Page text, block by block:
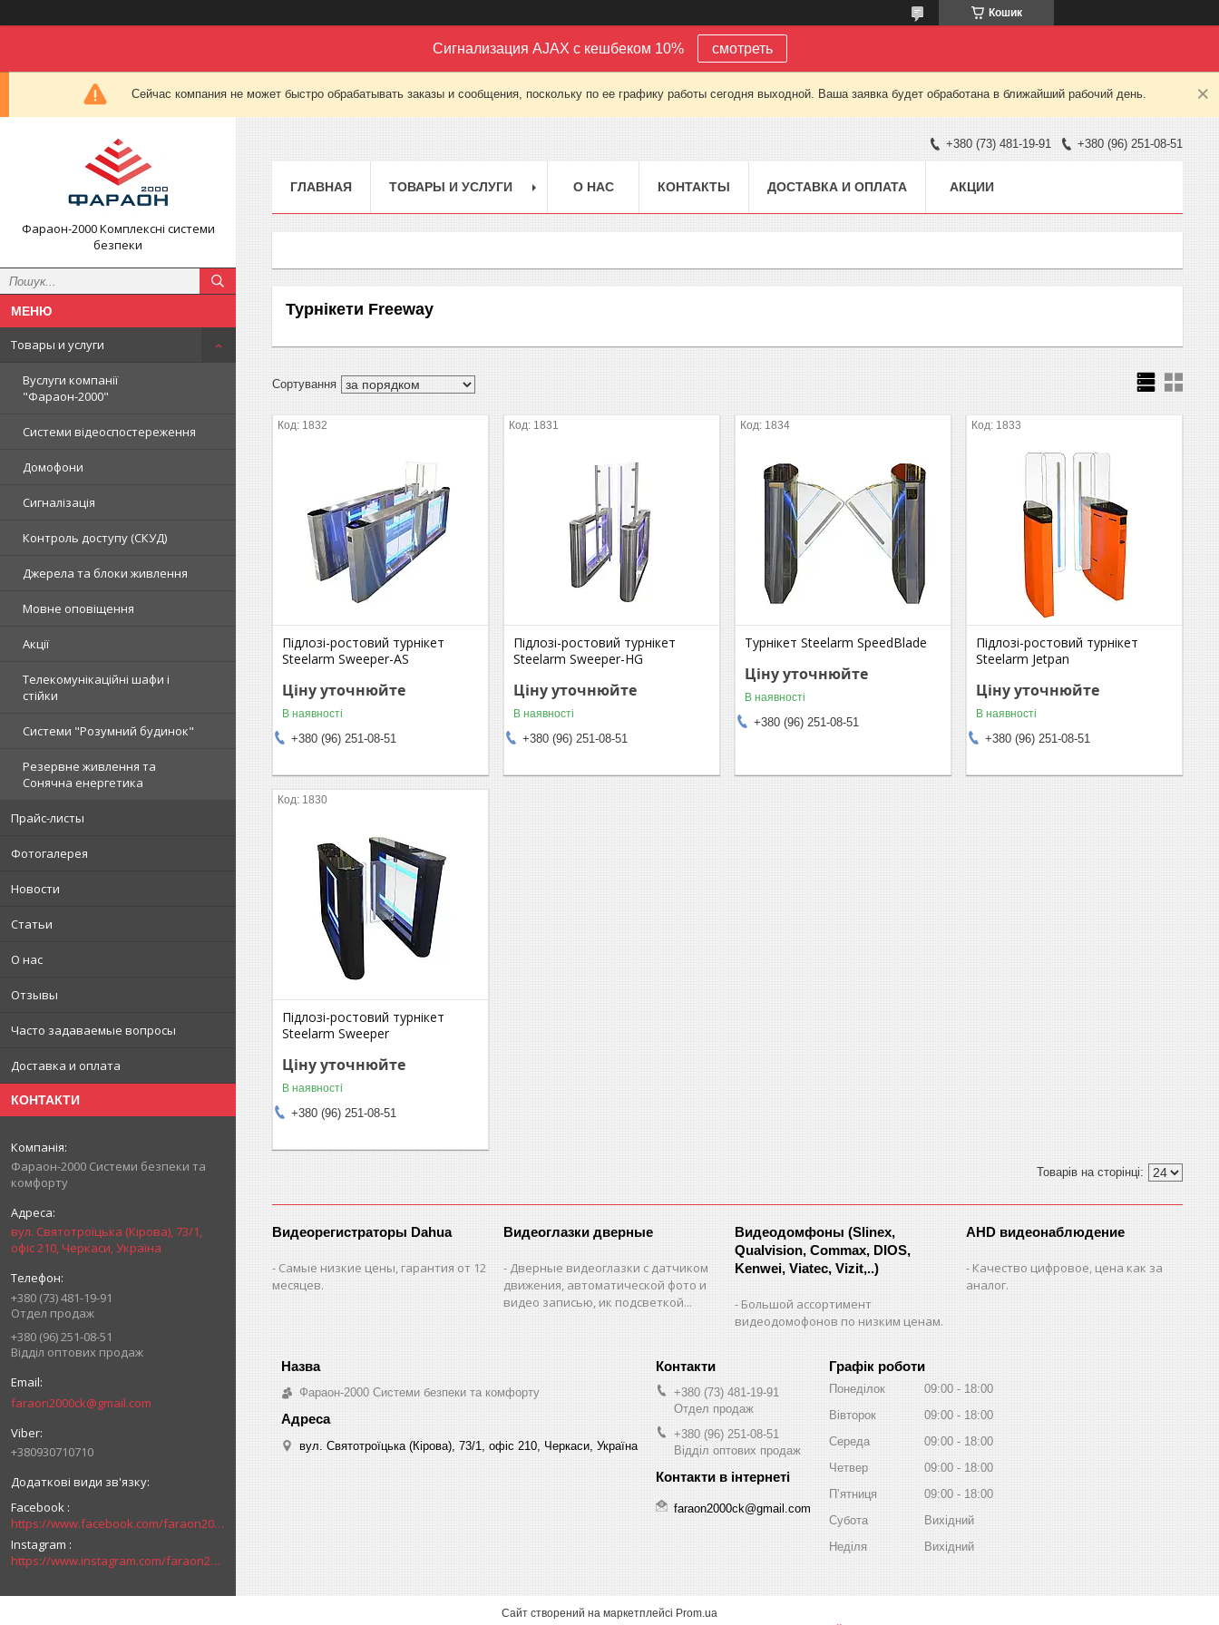
Кошик
Сигнализация AJAX с кешбеком 10% смотреть
Сейчас компания не может быстро обрабатывать заказы и сообщения, поскольку по ее графику работы сегодня выходной. Ваша заявка будет обработана в ближайший рабочий день.
Фараон-2000 Комплексні системи
безпеки
Товары и услуги
Вуслуги компанії
"Фараон-2000"
Системи відеоспостереження
Домофони
Сигналізація
Контроль доступу (СКУД)
Джерела та блоки живлення
Мовне оповіщення
Акції
Телекомунікаційні шафи і
стійки
Системи "Розумний будинок"
Резервне живлення та
Сонячна енергетика
Прайс-листы
Фотогалерея
Новости
Статьи
О нас
Отзывы
Часто задаваемые вопросы
Доставка и оплата
КОНТАКТИ
Фараон-2000 Системи безпеки та
комфорту
вул. Святотроїцька (Кірова), 73/1,
офіс 210, Черкаси, Україна
+380 (73) 481-19-91
Отдел продаж
+380 (96) 251-08-51
Відділ оптових продаж
faraon2000ck@gmail.com
+380930710710
Facebook
https://www.facebook.com/faraon2000ck/
Instagram
https://www.instagram.com/faraon2000com/
+380 (73) 481-19-91 +380 (96) 251-08-51
ГЛАВНАЯ ТОВАРЫ И УСЛУГИ О НАС КОНТАКТЫ ДОСТАВКА И ОПЛАТА АКЦИИ
Турнікети Freeway
1832
Підлозі-ростовий турнікет
Steelarm Sweeper-AS
Ціну уточнюйте
В наявності
+380 (96) 251-08-51
1831
Підлозі-ростовий турнікет
Steelarm Sweeper-HG
Ціну уточнюйте
В наявності
+380 (96) 251-08-51
1834
Турнікет Steelarm SpeedBlade
Ціну уточнюйте
В наявності
+380 (96) 251-08-51
1833
Підлозі-ростовий турнікет
Steelarm Jetpan
Ціну уточнюйте
В наявності
+380 (96) 251-08-51
1830
Підлозі-ростовий турнікет
Steelarm Sweeper
Ціну уточнюйте
В наявності
+380 (96) 251-08-51
Видеорегистраторы Dahua
Самые низкие цены, гарантия от 12
месяцев.
Видеоглазки дверные
Дверные видеоглазки с датчиком
движения, автоматической фото и
видео записью, ик подсветкой...
Видеодомфоны (Slinex,
Qualvision, Commax, DIOS,
Kenwei, Viatec, Vizit,..)
Большой ассортимент
видеодомофонов по низким ценам.
AHD видеонаблюдение
Качество цифровое, цена как за
аналог.
Фараон-2000 Системи безпеки та комфорту
вул. Святотроїцька (Кірова), 73/1, офіс 210, Черкаси, Україна
+380 (73) 481-19-91
Отдел продаж
+380 (96) 251-08-51
Відділ оптових продаж
faraon2000ck@gmail.com
Графік роботи
Понеділок 09:00
18:00
Вівторок
09:00
18:00
Середа
09:00
18:00
Четвер
09:00
18:00
Пʼятниця
09:00
18:00
Субота
Вихідний
Неділя
Вихідний
Сайт створений на маркетплейсі Prom.ua